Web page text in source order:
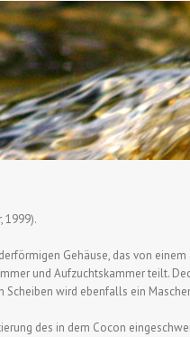
1999).
Gehäuse, das von
und Aufzuchtskammer teilt.
Scheiben wird ebenfalls ein
des in dem Cocon